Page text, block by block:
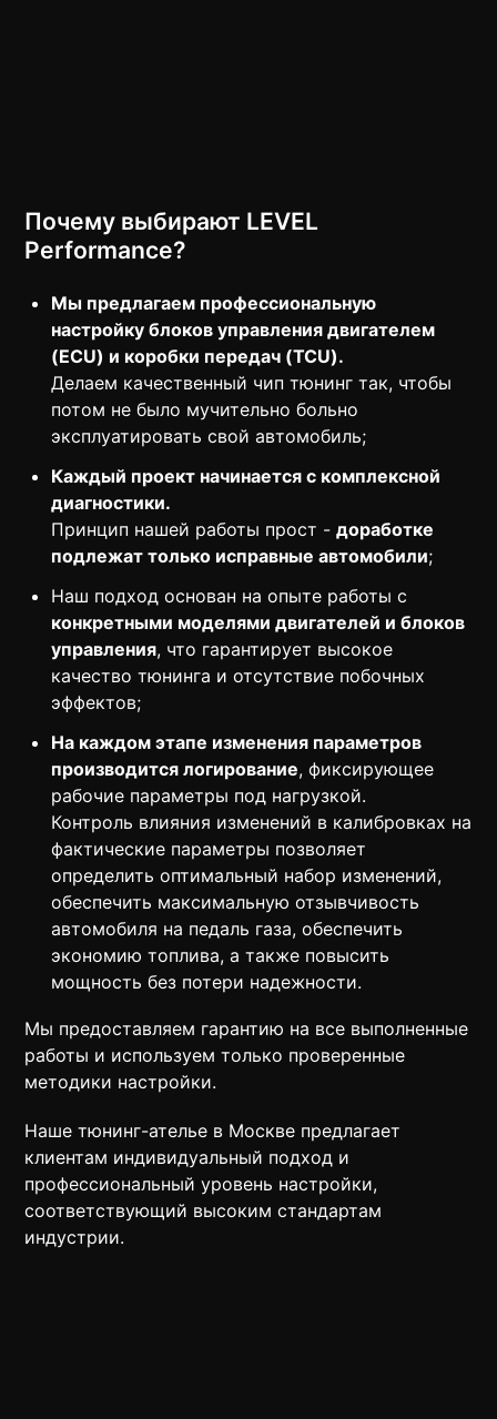
Почему выбирают LEVEL
Performance?
Мы предлагаем профессиональную
настройку блоков управления двигателем
(ECU) и коробки передач (TCU).
Делаем качественный чип тюнинг так, чтобы
потом не было мучительно больно
эксплуатировать свой автомобиль;
Каждый проект начинается с комплексной
диагностики.
Принцип нашей работы прост -доработке
подлежат только исправные автомобили;
Наш подход основан на опыте работы с
конкретными моделями двигателей и блоков
управления, что гарантирует высокое
качество тюнинга и отсутствие побочных
эффектов;
На каждом этапе изменения параметров
производится логирование, фиксирующее
рабочие параметры под нагрузкой.
Контроль влияния изменений в калибровках на
фактические параметры позволяет
определить оптимальный набор изменений,
обеспечить максимальную отзывчивость
автомобиля на педаль газа, обеспечить
экономию топлива, а также повысить
мощность без потери надежности.
Мы предоставляем гарантию на все выполненные
работы и используем только проверенные
методики настройки.
Наше тюнинг-ателье в Москве предлагает
клиентам индивидуальный подход и
профессиональный уровень настройки,
соответствующий высоким стандартам
индустрии.